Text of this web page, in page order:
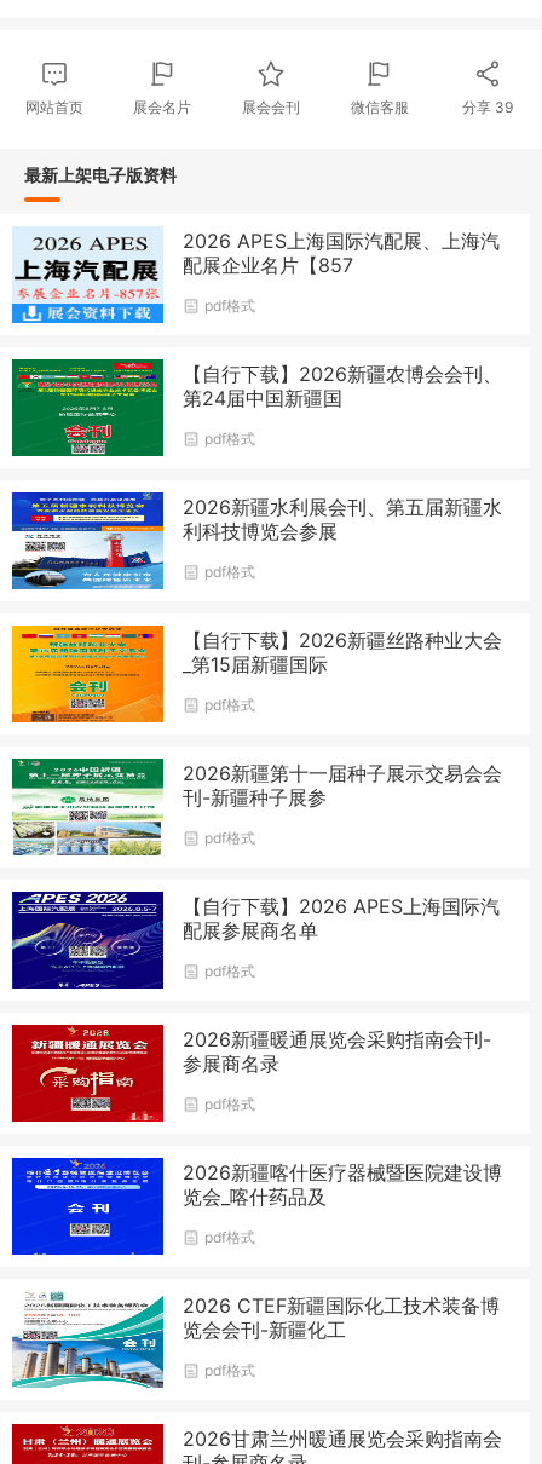
网站首页 展会名片 展会会刊 微信客服 分享 39
最新上架电子版资料
2026 APES上海国际汽配展、上海汽
配展企业名片【857
pdf格式
【自行下载】2026新疆农博会会刊、
第24届中国新疆国
pdf格式
2026新疆水利展会刊、第五届新疆水
利科技博览会参展
pdf格式
【自行下载】2026新疆丝路种业大会
_第15届新疆国际
pdf格式
2026新疆第十一届种子展示交易会会
刊-新疆种子展参
pdf格式
【自行下载】2026 APES上海国际汽
配展参展商名单
pdf格式
2026新疆暖通展览会采购指南会刊-
参展商名录
pdf格式
2026新疆喀什医疗器械暨医院建设博
览会_喀什药品及
pdf格式
2026 CTEF新疆国际化工技术装备博
览会会刊-新疆化工
pdf格式
2026甘肃兰州暖通展览会采购指南会